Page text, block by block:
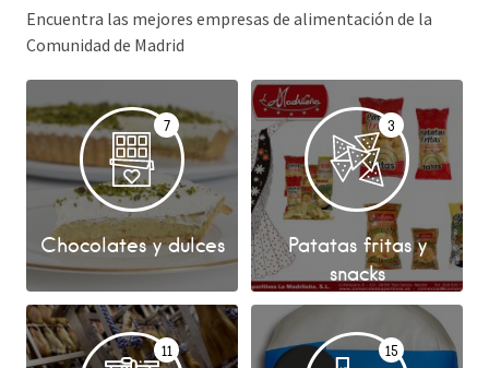
Encuentra las mejores empresas de alimentación de la
Comunidad de Madrid
7
Chocolates y dulces
3
Patatas fritas y
snacks
11 15